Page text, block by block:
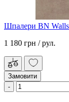
Шпалери BN Walls
1 180 грн / рул.
Замовити